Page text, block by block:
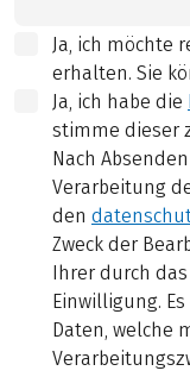
Ja, ich möchte
erhalten. Sie
Ja, ich habe die
stimme dieser
Nach
Verarbeitung
den
Zweck der
Ihrer durch
Einwilligung.
Daten, welche